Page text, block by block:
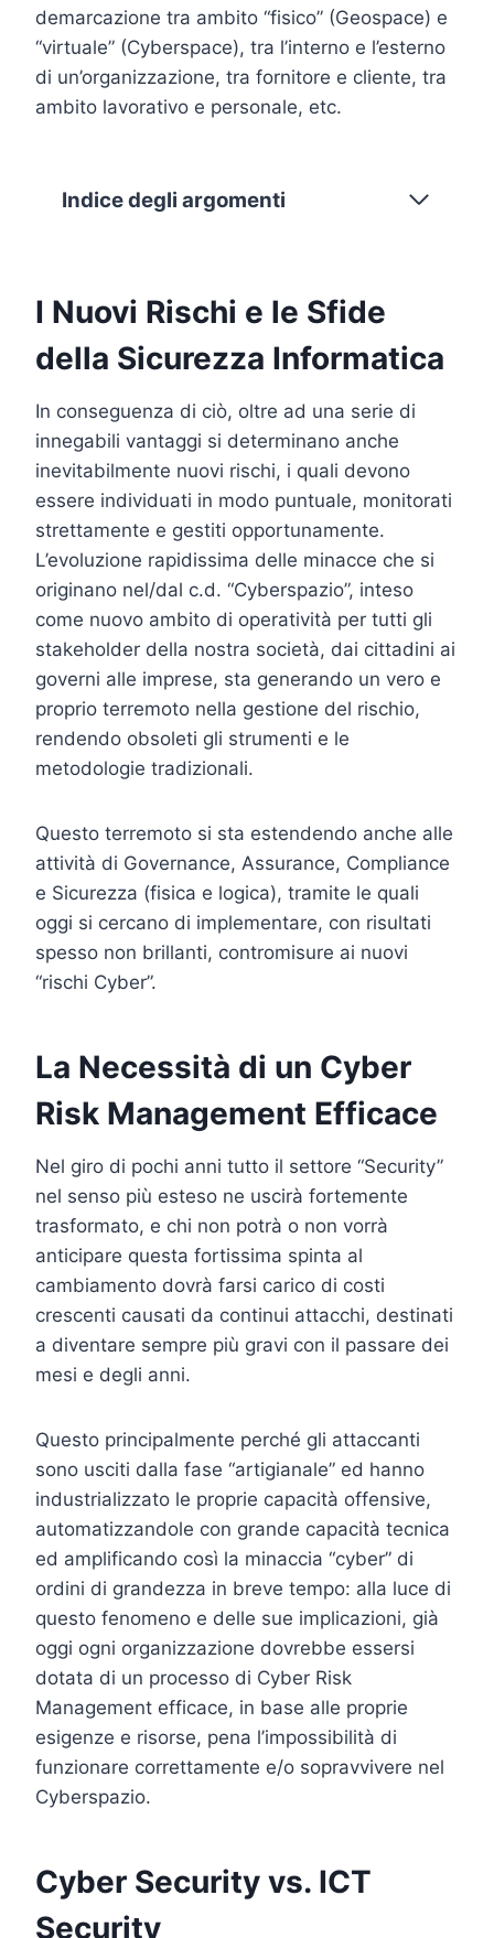
demarcazione tra ambito “fisico” (Geospace) e
“virtuale” (Cyberspace), tra l’interno e l’esterno
di un’organizzazione, tra fornitore e cliente, tra
ambito lavorativo e personale, etc.
Indice degli argomenti
I Nuovi Rischi e le Sfide
della Sicurezza Informatica
In conseguenza di ciò, oltre ad una serie di
innegabili vantaggi si determinano anche
inevitabilmente nuovi rischi, i quali devono
essere individuati in modo puntuale, monitorati
strettamente e gestiti opportunamente.
L’evoluzione rapidissima delle minacce che si
originano nel/dal c.d. “Cyberspazio”, inteso
come nuovo ambito di operatività per tutti gli
stakeholder della nostra società, dai cittadini ai
governi alle imprese, sta generando un vero e
proprio terremoto nella gestione del rischio,
rendendo obsoleti gli strumenti e le
metodologie tradizionali.
Questo terremoto si sta estendendo anche alle
attività di Governance, Assurance, Compliance
e Sicurezza (fisica e logica), tramite le quali
oggi si cercano di implementare, con risultati
spesso non brillanti, contromisure ai nuovi
“rischi Cyber”.
La Necessità di un Cyber
Risk Management Efficace
Nel giro di pochi anni tutto il settore “Security”
nel senso più esteso ne uscirà fortemente
trasformato, e chi non potrà o non vorrà
anticipare questa fortissima spinta al
cambiamento dovrà farsi carico di costi
crescenti causati da continui attacchi, destinati
a diventare sempre più gravi con il passare dei
mesi e degli anni.
Questo principalmente perché gli attaccanti
sono usciti dalla fase “artigianale” ed hanno
industrializzato le proprie capacità offensive,
automatizzandole con grande capacità tecnica
ed amplificando così la minaccia “cyber” di
ordini di grandezza in breve tempo: alla luce di
questo fenomeno e delle sue implicazioni, già
oggi ogni organizzazione dovrebbe essersi
dotata di un processo di Cyber Risk
Management efficace, in base alle proprie
esigenze e risorse, pena l’impossibilità di
funzionare correttamente e/o sopravvivere nel
Cyberspazio.
Cyber Security vs. ICT
Security